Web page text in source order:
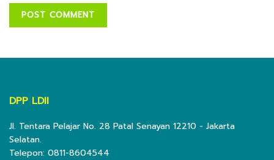
DPP LDII
Jl. Tentara Pelajar No. 28 Patal Senayan 12210 - Jakarta
Selatan.
Telepon: 0811-8604544